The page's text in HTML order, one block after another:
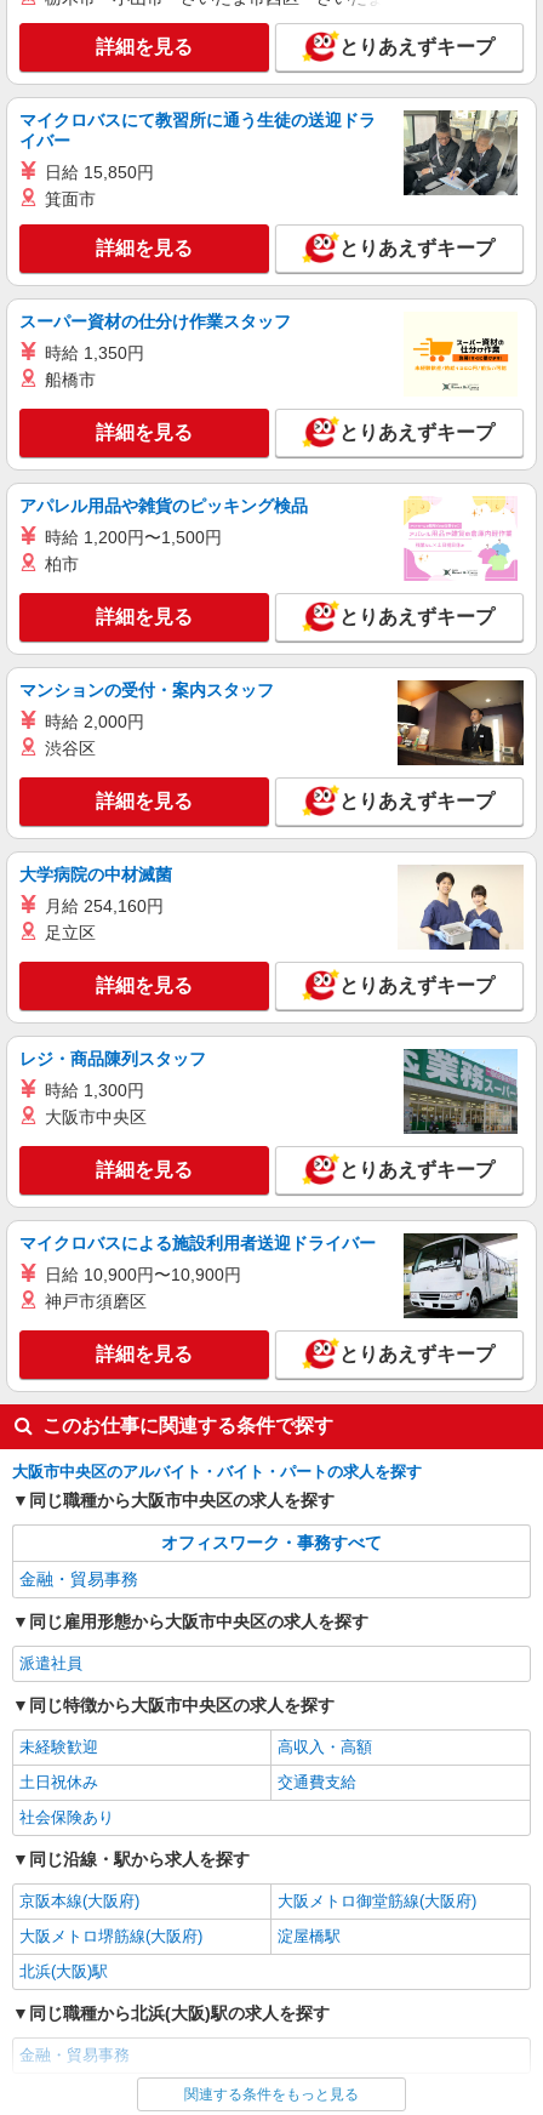
月給251100円 ★交通費規定に基づき交通費支
大阪府大阪市中央区（堺筋本町駅）
キープ 詳細を見る
派遣社員
株式会社パソナ・大阪/OKW600117463201
貿易/データ入力/一般事務
月給259200円 ★交通費規定に基づき交通費支
給
大阪府大阪市中央区（北浜駅）
キープ 詳細を見る
派遣社員
株式会社パソナ・大阪/OKW6001171938
損保事務/一般事務/データ入力
時給1590円 月収例：239000円 ★交通費規定に
基づき交通費支給
大阪府大阪市中央区（本町駅）
キープ 詳細を見る
派遣社員
株式会社パソナ・大阪/OKW600117608801
月給275400円 ★交通費規定に基づき交通費支
大阪府大阪市中央区（北浜駅）
詳細を見る
派遣社員
株式会社パソナ・大阪/OKW600117192601
月給270600円 ★交通費規定に基づき交通費支
大阪府大阪市中央区（心斎橋駅）
キープ 詳細を見る
紹介予定派遣
株式会社パソナ・大阪/OKW6001152366
貿易/データ入力/一般事務
時給1550円 ★交通費規定に基づき交通費支給
大阪府大阪市中央区（本町駅）
キープ 詳細を見る
詳細を見る とりあえずキープ
マイクロバスにて教習所に通う生徒の送迎ドラ
イバー
日給 15,850円
箕面市
詳細を見る とりあえずキープ
スーパー資材の仕分け作業スタッフ
時給 1,350円
船橋市
詳細を見る とりあえずキープ
アパレル用品や雑貨のピッキング検品
時給 1,200円〜1,500円
柏市
詳細を見る とりあえずキープ
マンションの受付・案内スタッフ
時給 2,000円
渋谷区
詳細を見る とりあえずキープ
大学病院の中材滅菌
月給 254,160円
足立区
詳細を見る とりあえずキープ
レジ・商品陳列スタッフ
時給 1,300円
大阪市中央区
詳細を見る とりあえずキープ
マイクロバスによる施設利用者送迎ドライバー
日給 10,900円〜10,900円
神戸市須磨区
詳細を見る とりあえずキープ
このお仕事に関連する条件で探す
大阪市中央区のアルバイト・バイト・パートの求人を探す
同じ職種から大阪市中央区の求人を探す
オフィスワーク・事務すべて
金融・貿易事務
同じ雇用形態から大阪市中央区の求人を探す
派遣社員
同じ特徴から大阪市中央区の求人を探す
未経験歓迎
高収入・高額
土日祝休み
交通費支給
社会保険あり
同じ沿線・駅から求人を探す
京阪本線(大阪府)
大阪メトロ御堂筋線(大阪府)
大阪メトロ堺筋線(大阪府)
淀屋橋駅
北浜(大阪)駅
同じ職種から北浜(大阪)駅の求人を探す
金融・貿易事務
同じ雇用形態から北浜(大阪)駅の求人を探す
関連する条件をもっと見る